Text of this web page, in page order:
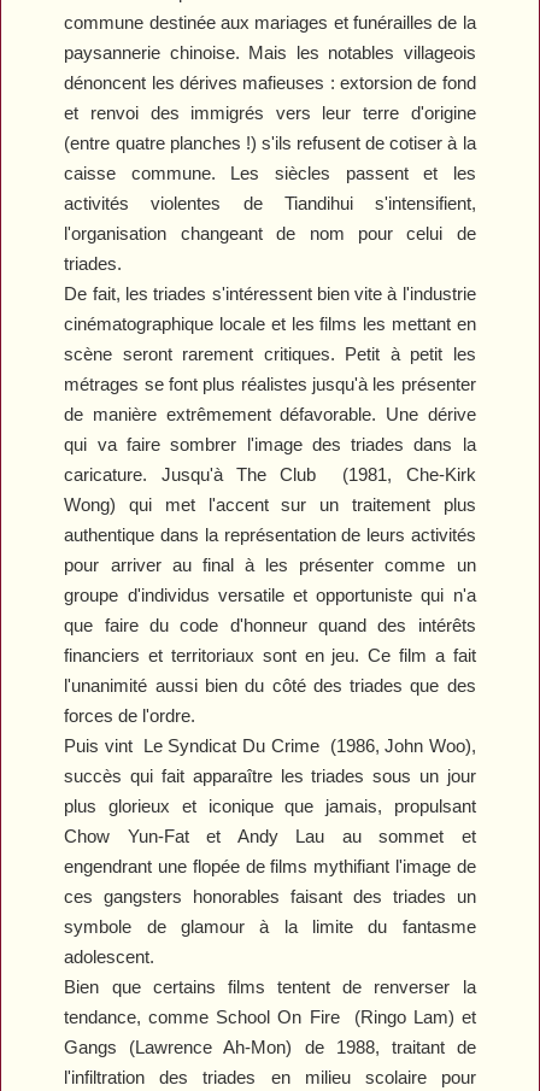
commune destinée aux mariages et funérailles de la
paysannerie chinoise. Mais les notables villageois
dénoncent les dérives mafieuses : extorsion de fond
et renvoi des immigrés vers leur terre d'origine
(entre quatre planches !) s'ils refusent de cotiser à la
caisse commune. Les siècles passent et les
activités violentes de Tiandihui s'intensifient,
l'organisation changeant de nom pour celui de
triades.
De fait, les triades s'intéressent bien vite à l'industrie
cinématographique locale et les films les mettant en
scène seront rarement critiques. Petit à petit les
métrages se font plus réalistes jusqu'à les présenter
de manière extrêmement défavorable. Une dérive
qui va faire sombrer l'image des triades dans la
caricature. Jusqu'à The Club (1981, Che-Kirk
Wong) qui met l'accent sur un traitement plus
authentique dans la représentation de leurs activités
pour arriver au final à les présenter comme un
groupe d'individus versatile et opportuniste qui n'a
que faire du code d'honneur quand des intérêts
financiers et territoriaux sont en jeu. Ce film a fait
l'unanimité aussi bien du côté des triades que des
forces de l'ordre.
Puis vint Le Syndicat Du Crime(1986, John Woo),
succès qui fait apparaître les triades sous un jour
plus glorieux et iconique que jamais, propulsant
Chow Yun-Fat et Andy Lau au sommet et
engendrant une flopée de films mythifiant l'image de
ces gangsters honorables faisant des triades un
symbole de glamour à la limite du fantasme
adolescent.
Bien que certains films tentent de renverser la
tendance, comme School On Fire(Ringo Lam) et
Gangs (Lawrence Ah-Mon) de 1988, traitant de
l'infiltration des triades en milieu scolaire pour